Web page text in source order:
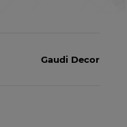
Gaudi Decor